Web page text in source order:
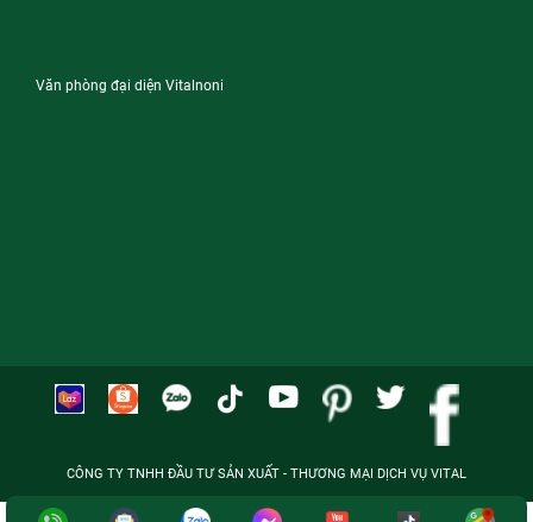
Văn phòng đại diện Vitalnoni
CÔNG TY TNHH ĐẦU TƯ SẢN XUẤT - THƯƠNG MẠI DỊCH VỤ VITAL